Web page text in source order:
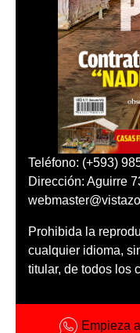
Teléfono: (+593)
Dirección: Aguirre
Prohibida la
cualquier idioma,
titular, de todos los
Empieza